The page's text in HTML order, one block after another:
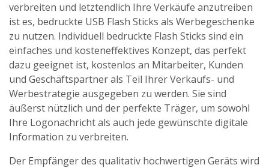
verbreiten und letztendlich Ihre Verkäufe anzutreiben
ist es, bedruckte USB Flash Sticks als Werbegeschenke
zu nutzen. Individuell bedruckte Flash Sticks sind ein
einfaches und kosteneffektives Konzept, das perfekt
dazu geeignet ist, kostenlos an Mitarbeiter, Kunden
und Geschäftspartner als Teil Ihrer Verkaufs- und
Werbestrategie ausgegeben zu werden. Sie sind
äußerst nützlich und der perfekte Träger, um sowohl
Ihre Logonachricht als auch jede gewünschte digitale
Information zu verbreiten.
Der Empfänger des qualitativ hochwertigen Geräts wird